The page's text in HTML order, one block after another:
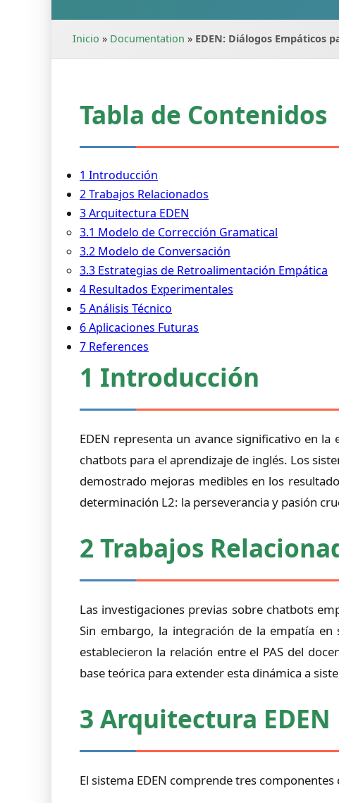
Inicio » Documentation » EDEN: Diálogos Empáticos
Tabla de Contenidos
1 Introducción
2 Trabajos Relacionados
3 Arquitectura EDEN
3.1 Modelo de Corrección Gramatical
3.2 Modelo de Conversación
3.3 Estrategias de Retroalimentación Empática
4 Resultados Experimentales
5 Análisis Técnico
6 Aplicaciones Futuras
7 References
1 Introducción
EDEN representa un avance significativo en
chatbots para el aprendizaje de inglés. Los
demostrado mejoras medibles en los
determinación L2: la perseverancia y pasión
2 Trabajos
Las investigaciones previas sobre chatbots
Sin embargo, la integración de la empatía
establecieron la relación entre el PAS del
base teórica para extender esta dinámica a
3 Arquitectura EDEN
El sistema EDEN comprende tres